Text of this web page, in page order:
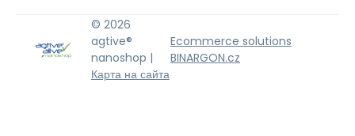
© 2026
agtive®
nanoshop |
Карта на сайта
Ecommerce solutions
BINARGON.cz